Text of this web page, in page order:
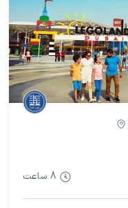
8 ساعت